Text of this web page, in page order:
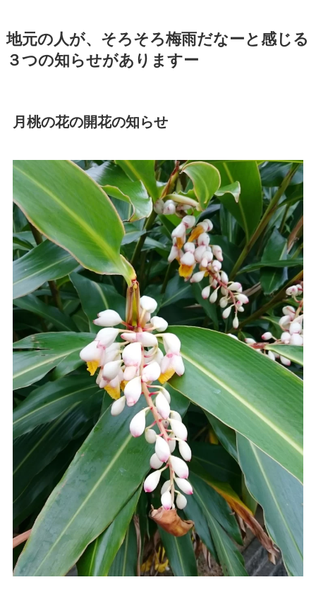
地元の人が、そろそろ梅雨だなーと感じる
３つの知らせがありますー
月桃の花の開花の知らせ